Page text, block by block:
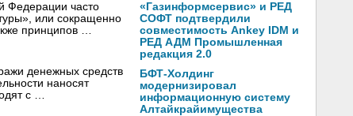
Федерации часто
или сокращенно
принципов …
денежных средств
наносят
с …
«Газинформсервис» и РЕД
СОФТ подтвердили
совместимость Ankey IDM и
РЕД АДМ Промышленная
редакция 2.0
БФТ-Холдинг
модернизировал
информационную систему
Алтайкрайимущества